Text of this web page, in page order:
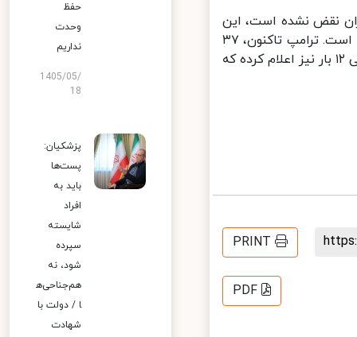
نقض نشده است، این
بار خود نیز اعتراف کرد که نقض آتش‌بس با ایران، در تاریخ جهان بی سابقه است. ترامپ تاکنون، ۳۷
بار ادعای پیروزی کرده، ۲۴ بار مدعی شده که توافق «قریب‌الوقوع» بوده و حتی ۱۲ بار نیز اعلام کرده که
PRINT
PDF
حفظ
وحدت
نداریم
1405/05/
18
پزشکیان:
پست‌ها
باید به
افراد
شایسته
سپرده
شود، نه
هم‌جناحی‌ه
ا / دولت با
شهادت